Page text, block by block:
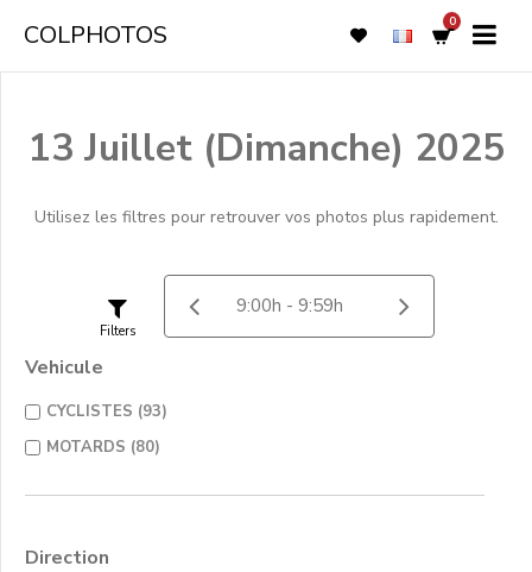
COLPHOTOS 0
13 Juillet (Dimanche) 2025
Utilisez les filtres pour retrouver vos photos plus rapidement.
Filters
Vehicule
CYCLISTES (93)
MOTARDS (80)
Direction